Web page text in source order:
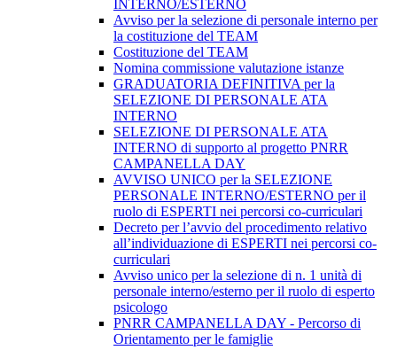
INTERNO/ESTERNO
Avviso per la selezione di personale interno per
la costituzione del TEAM
Costituzione del TEAM
Nomina commissione valutazione istanze
GRADUATORIA DEFINITIVA per la
SELEZIONE DI PERSONALE ATA
INTERNO
SELEZIONE DI PERSONALE ATA
INTERNO di supporto al progetto PNRR
CAMPANELLA DAY
AVVISO UNICO per la SELEZIONE
PERSONALE INTERNO/ESTERNO per il
ruolo di ESPERTI nei percorsi co-curriculari
Decreto per l’avvio del procedimento relativo
all’individuazione di ESPERTI nei percorsi co-
curriculari
Avviso unico per la selezione di n. 1 unità di
personale interno/esterno per il ruolo di esperto
psicologo
PNRR CAMPANELLA DAY - Percorso di
Orientamento per le famiglie